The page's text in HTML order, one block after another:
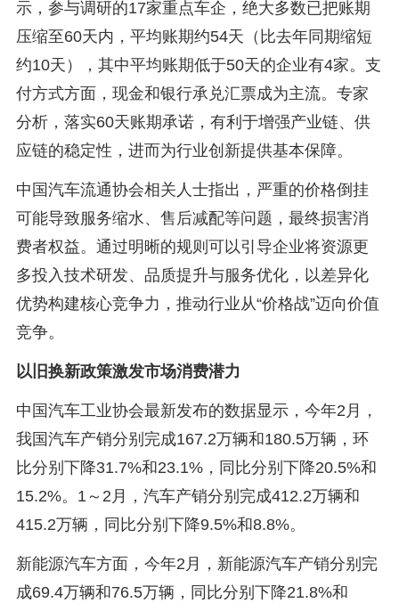
示，参与调研的17家重点车企，绝大多数已把账期
压缩至60天内，平均账期约54天（比去年同期缩短
约10天），其中平均账期低于50天的企业有4家。支
付方式方面，现金和银行承兑汇票成为主流。专家
分析，落实60天账期承诺，有利于增强产业链、供
应链的稳定性，进而为行业创新提供基本保障。
中国汽车流通协会相关人士指出，严重的价格倒挂
可能导致服务缩水、售后减配等问题，最终损害消
费者权益。通过明晰的规则可以引导企业将资源更
多投入技术研发、品质提升与服务优化，以差异化
优势构建核心竞争力，推动行业从“价格战”迈向价值
竞争。
以旧换新政策激发市场消费潜力
中国汽车工业协会最新发布的数据显示，今年2月，
我国汽车产销分别完成167.2万辆和180.5万辆，环
比分别下降31.7%和23.1%，同比分别下降20.5%和
15.2%。1～2月，汽车产销分别完成412.2万辆和
415.2万辆，同比分别下降9.5%和8.8%。
新能源汽车方面，今年2月，新能源汽车产销分别完
成69.4万辆和76.5万辆，同比分别下降21.8%和